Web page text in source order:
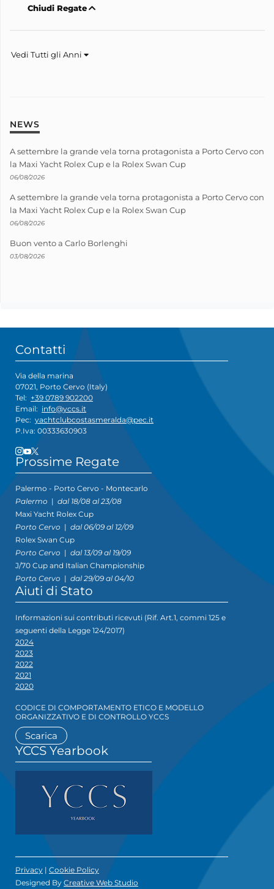
Chiudi Regate
Vedi Tutti gli Anni
NEWS
A settembre la grande vela torna protagonista a Porto Cervo con
la Maxi Yacht Rolex Cup e la Rolex Swan Cup
06/08/2026
A settembre la grande vela torna protagonista a Porto Cervo con
la Maxi Yacht Rolex Cup e la Rolex Swan Cup
06/08/2026
Buon vento a Carlo Borlenghi
03/08/2026
Contatti
Via della marina
07021, Porto Cervo (Italy)
Tel: +39 0789 902200
Email: info@yccs.it
Pec: yachtclubcostasmeralda@pec.it
P.Iva: 00333630903
Prossime Regate
Palermo - Porto Cervo - Montecarlo
Palermo | dal 18/08 al 23/08
Maxi Yacht Rolex Cup
Porto Cervo | dal 06/09 al 12/09
Rolex Swan Cup
Porto Cervo | dal 13/09 al 19/09
J/70 Cup and Italian Championship
Porto Cervo | dal 29/09 al 04/10
Aiuti di Stato
Informazioni sui contributi ricevuti (Rif. Art.1, commi 125 e
seguenti della Legge 124/2017)
2024
2023
2022
2021
2020
CODICE DI COMPORTAMENTO ETICO E MODELLO
ORGANIZZATIVO E DI CONTROLLO YCCS
Scarica
YCCS Yearbook
Privacy | Cookie Policy
Designed By Creative Web Studio